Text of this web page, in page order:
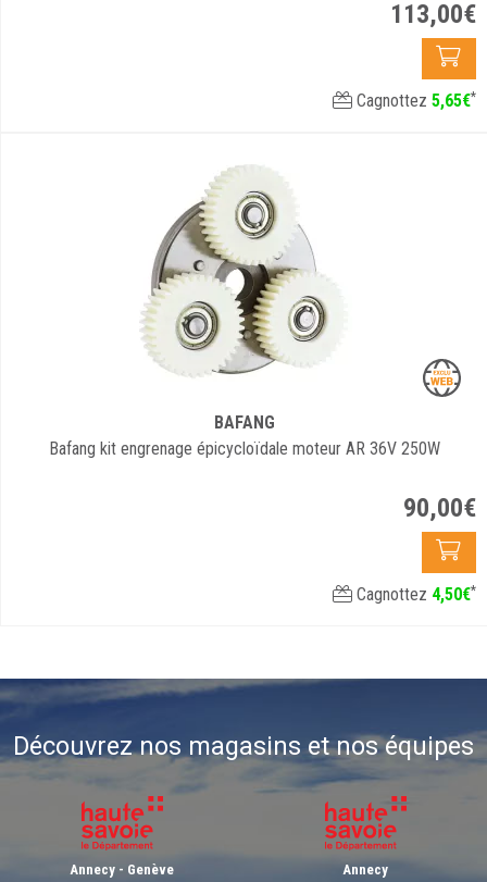
113,00€
Cagnottez 5,65€*
BAFANG
Bafang kit engrenage épicycloïdale moteur AR 36V 250W
90,00€
Cagnottez 4,50€*
Découvrez nos magasins et nos équipes
Annecy - Genève Annecy